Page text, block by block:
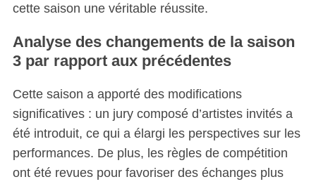
cette saison une véritable réussite.
Analyse des changements de la saison
3 par rapport aux précédentes
Cette saison a apporté des modifications
significatives : un jury composé d’artistes invités a
été introduit, ce qui a élargi les perspectives sur les
performances. De plus, les règles de compétition
ont été revues pour favoriser des échanges plus